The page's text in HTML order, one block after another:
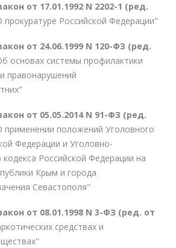
от 17.01.1992 N 2202-1 (ред.
прокуратуре Российской Федерации"
от 24.06.1999 N 120-ФЗ (ред.
основах системы профилактики
правонарушений
от 05.05.2014 N 91-ФЗ (ред.
применении положений Уголовного
Федерации и Уголовно-
кодекса Российской Федерации на
Крым и города
Севастополя"
от 08.01.1998 N 3-ФЗ (ред. от
средствах и